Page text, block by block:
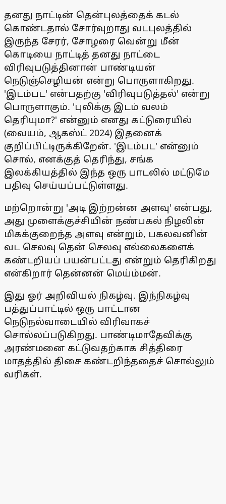
தனது நாட்டின் தென்புலத்தைக் கடல்
கொண்டதால் சோர்வுறாது வடபுலத்தில்
இருந்த சேரர், சோழரை வென்று மீன்
கொடியை நாட்டித் தனது நாட்டை
விரிவுபடுத்தினான் பாண்டியன்
நெடுஞ்செழியன் என்று பொருளாகிறது.
'இடம்பட' என்பதற்கு 'விரிவுபடுத்தல்' என்று
பொருளாகும். 'புலிக்கு இடம் வலம்
தெரியுமா?' என்னும் எனது கட்டுரையில்
(வையம், ஆகஸ்ட் 2024) இதனைக்
குறிப்பிட்டிருக்கிறேன். 'இடம்பட' என்னும்
சொல், எனக்குத் தெரிந்து, சங்க
இலக்கியத்தில் இந்த ஒரு பாடலில் மட்டுமே
பதிவு செய்யப்பட்டுள்ளது.
மற்றொன்று 'அடி இற்றன்ன அளவு' என்பது,
அது முளைக்குச்சியின் நண்பகல் நிழலின்
மிகக்குறைந்த அளவு என்றும், பகலவனின்
வட செலவு தென் செலவு எல்லைகளைக்
கண்டறியப் பயன்பட்டது என்றும் தெரிகிறது
என்கிறார் தென்னன் மெய்ம்மன்.
இது ஓர் அறிவியல் நிகழ்வு. இந்நிகழ்வு
பத்துப்பாட்டில் ஒரு பாட்டான
நெடுநல்வாடையில் விரிவாகச்
சொல்லப்படுகிறது. பாண்டிமாதேவிக்கு
அரண்மனை கட்டுவதற்காக சித்திரை
மாதத்தில் திசை கண்டறிந்ததைச் சொல்லும்
வரிகள்.